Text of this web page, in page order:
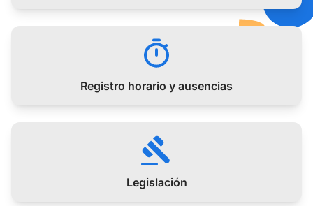
Registro horario y ausencias
Legislación